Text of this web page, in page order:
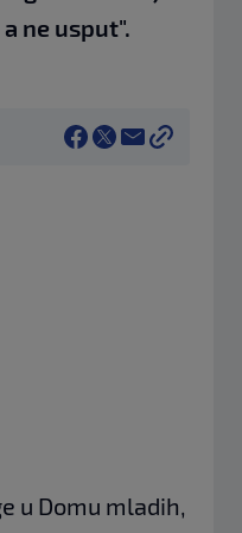
ne usput".
u Domu mladih,